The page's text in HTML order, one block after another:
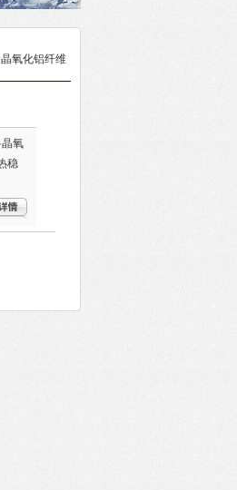
氧化铝纤维
氧
稳